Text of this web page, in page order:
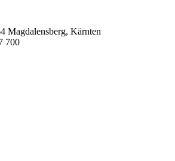
Magdalensberg, Kärnten
700